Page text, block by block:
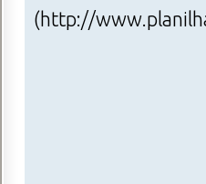
(http://